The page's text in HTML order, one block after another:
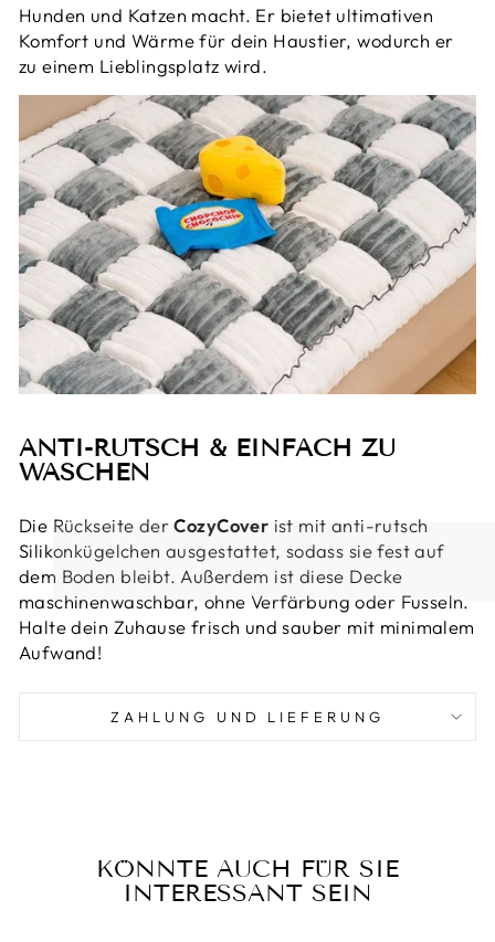
Hunden und Katzen macht. Er bietet ultimativen
Komfort und Wärme für dein Haustier, wodurch er
zu einem Lieblingsplatz wird.
ANTI-RUTSCH & EINFACH ZU
WASCHEN
Die Rückseite derCozyCover ist mit anti-rutsch
Silikonkügelchen ausgestattet, sodass sie fest auf
dem Boden bleibt. Außerdem ist diese Decke
maschinenwaschbar, ohne Verfärbung oder Fusseln.
Halte dein Zuhause frisch und sauber mit minimalem
Aufwand!
ZAHLUNG UND LIEFERUNG
KÖNNTE AUCH FÜR SIE
INTERESSANT SEIN